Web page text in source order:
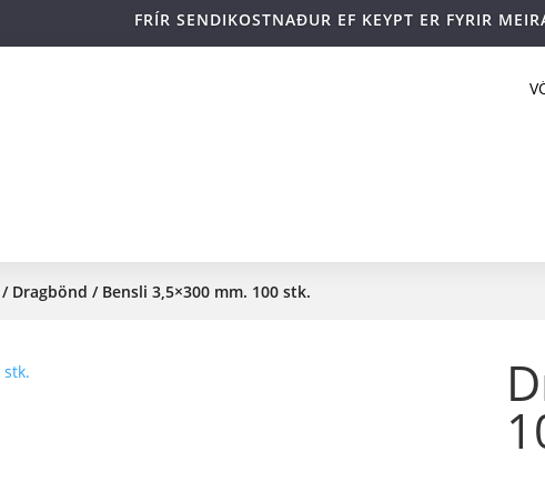
FRÍR SENDIKOSTNAÐUR EF KEYPT ER FYRIR
/ Dragbönd / Bensli 3,5×300 mm. 100 stk.